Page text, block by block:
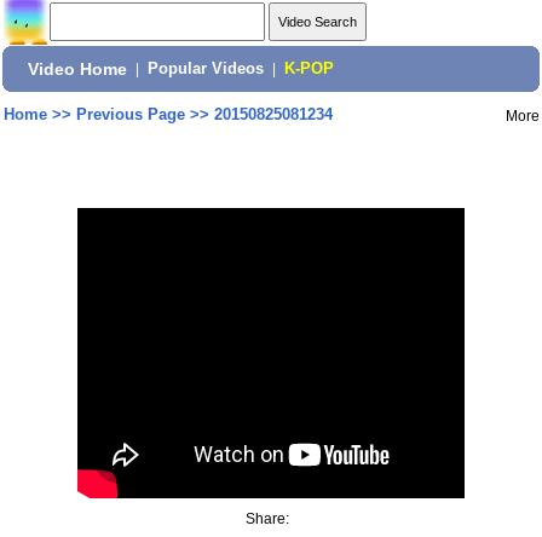
Video Home Popular Videos K-POP
Home>> Previous Page>> 20150825081234 More
Share: